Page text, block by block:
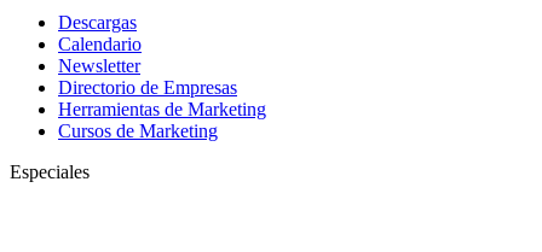
Descargas
Calendario
Newsletter
Directorio de Empresas
Herramientas de Marketing
Cursos de Marketing
Especiales